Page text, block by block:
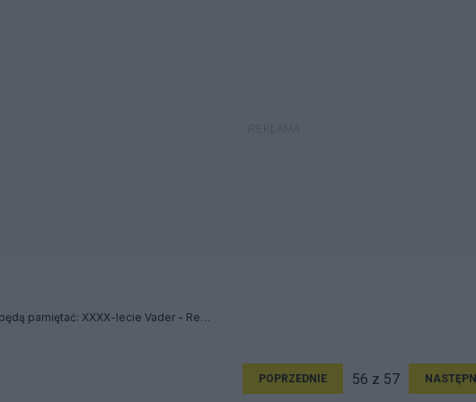
...w Piekle będą pamiętać: XXXX-lecie Vader - Relacja
POPRZEDNIE 56 z 57